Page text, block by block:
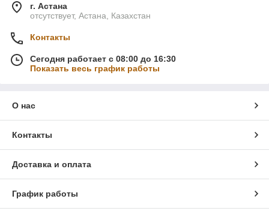
г. Астана
отсутствует, Астана, Казахстан
Контакты
Сегодня работает с 08:00 до 16:30
Показать весь график работы
О нас
Контакты
Доставка и оплата
График работы